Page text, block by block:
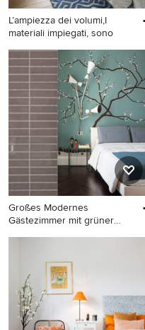
L’ampiezza dei volumi,I
materiali impiegati, sono
Mittelgroßes Maritimes
Hauptschlafzimmer mit
blauer Wandfarbe, dunklem
Holzboden und buntem
Boden in Mailand
Großes Modernes
Gästezimmer mit grüner
Großes Modernes
Wandfarbe und dunklem
Holzboden in Mailand